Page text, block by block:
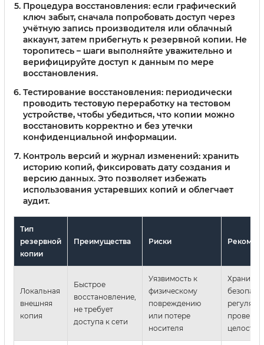
Процедура восстановления: если графический
ключ забыт, сначала попробовать доступ через
учётную запись производителя или облачный
аккаунт, затем прибегнуть к резервной копии. Не
торопитесь – шаги выполняйте уважительно и
верифицируйте доступ к данным по мере
восстановления.
Тестирование восстановления: периодически
проводить тестовую переработку на тестовом
устройстве, чтобы убедиться, что копии можно
восстановить корректно и без утечки
конфиденциальной информации.
Контроль версий и журнал изменений: хранить
историю копий, фиксировать дату создания и
версию данных. Это позволяет избежать
использования устаревших копий и облегчает
аудит.
Тип
резервной
копии
Преимущества Риски
Локальная
внешняя
копия
Быстрое
восстановление,
не требует
доступа к сети
Уязвимость к
физическому
повреждению
или потере
носителя
Хранить в